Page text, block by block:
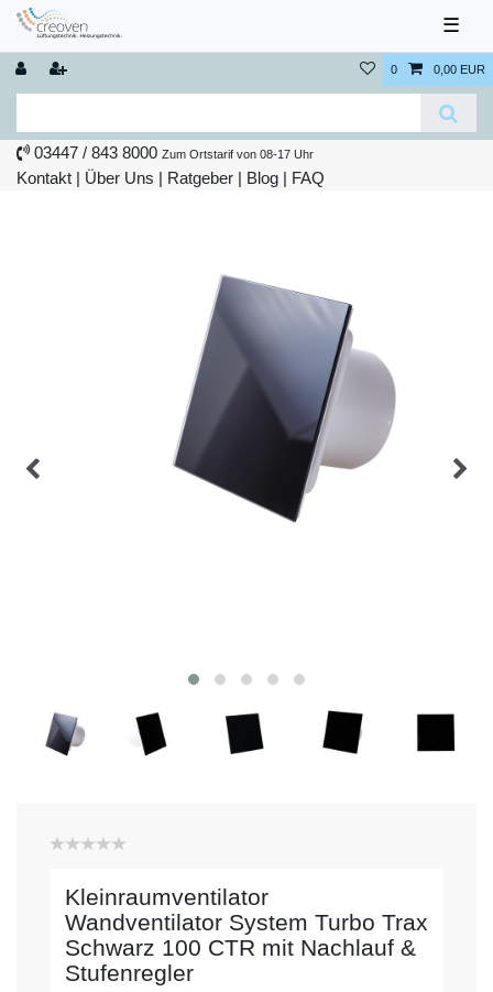
☰
0 0,00 EUR
03447 / 843 8000 Zum Ortstarif von 08-17 Uhr
Kontakt | Über Uns | Ratgeber | Blog | FAQ
Kleinraumventilator
Wandventilator System Turbo Trax
Schwarz 100 CTR mit Nachlauf &
Stufenregler